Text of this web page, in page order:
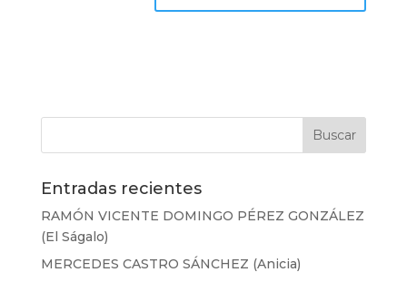
Entradas recientes
RAMÓN VICENTE DOMINGO PÉREZ GONZÁLEZ
(El Ságalo)
MERCEDES CASTRO SÁNCHEZ (Anicia)